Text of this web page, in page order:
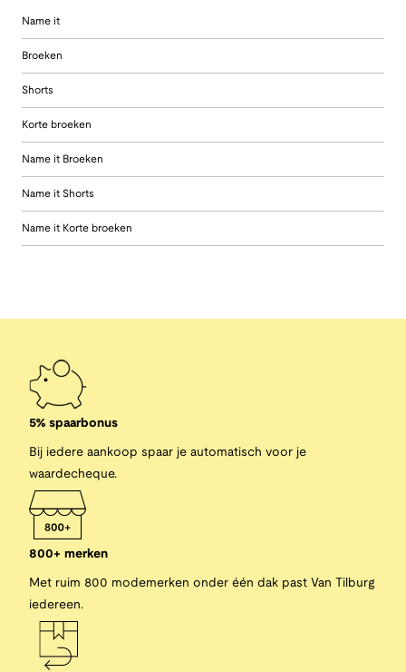
Name it
Broeken
Shorts
Korte broeken
Name it Broeken
Name it Shorts
Name it Korte broeken
5% spaarbonus
Bij iedere aankoop spaar je automatisch voor je
waardecheque.
800+ merken
Met ruim 800 modemerken onder één dak past Van Tilburg
iedereen.